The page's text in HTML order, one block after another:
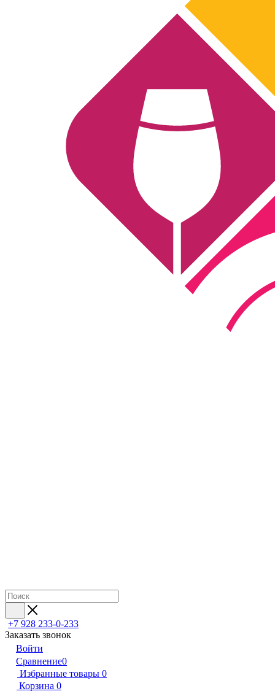
+7 928 233-0-233
Заказать звонок
Войти
Сравнение0
Избранные товары 0
Корзина 0